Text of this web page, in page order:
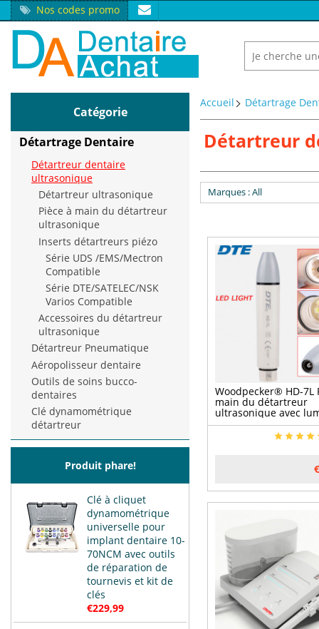
Nos codes promo
Catégorie
Détartrage Dentaire
Détartreur dentaire
ultrasonique
Détartreur ultrasonique
Pièce à main du détartreur
ultrasonique
Inserts détartreurs piézo
Série UDS /EMS/Mectron
Compatible
Série DTE/SATELEC/NSK
Varios Compatible
Accessoires du détartreur
ultrasonique
Détartreur Pneumatique
Aéropolisseur dentaire
Outils de soins bucco-
dentaires
Clé dynamométrique
détartreur
Produit phare!
Clé à cliquet
dynamométrique
universelle pour
implant dentaire 10-
70NCM avec outils
de réparation de
tournevis et kit de
clés
€229,99
Accueil Détartrage
Détartreur
Marques : All
Woodpecker® HD-7L
main du détartreur
ultrasonique avec